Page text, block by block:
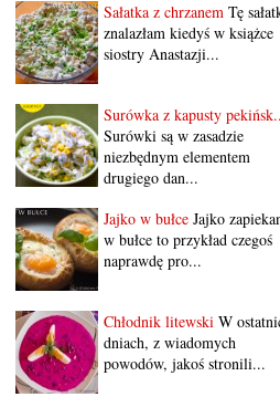
Sałatka z chrzanem Tę
znalazłam kiedyś w książce
siostry Anastazji...
Surówka z kapusty
Surówki są w zasadzie
niezbędnym elementem
drugiego dan...
Jajko w bułce Jajko
w bułce to przykład czegoś
naprawdę pro...
Chłodnik litewski W
dniach, z wiadomych
powodów, jakoś stronili...